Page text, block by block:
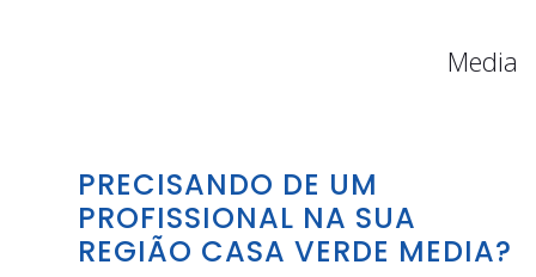
Media
PRECISANDO DE UM
PROFISSIONAL NA SUA
REGIÃO CASA VERDE MEDIA?